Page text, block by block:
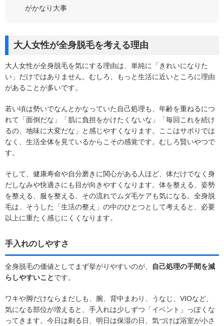
がかなり大事
大人女性が全身脱毛を考える理由
大人女性が全身脱毛を気にする理由は、単純に「きれいになりた
い」だけではありません。むしろ、もっと生活に近いところに理由
があることが多いです。
若い頃は勢いでなんとかなっていた自己処理も、年齢を重ねるにつ
れて「面倒だな」「肌に負担をかけたくないな」「毎回これを続け
るの、地味に大変だな」と感じやすくなります。ここはサボりでは
なく、生活全体を見ているからこその感覚です。むしろ賢いやつで
す。
そして、健康寿命や自分磨きに関心がある人ほど、体だけでなく身
だしなみや快適さにも目が向きやすくなります。体を整える、姿勢
を整える、服を整える、その流れでムダ毛ケアも気になる。全身脱
毛は、そうした「生活の整え」の中のひとつとして考えると、必要
以上に重たく感じにくくなります。
手入れのしやすさ
全身脱毛の価値としてまず挙がりやすいのが、
自己処理の手間を減
らしやすいことです。
ワキや脚だけならまだしも、腕、背中まわり、うなじ、VIOなど、
気になる部位が増えると、手入れは少しずつ「イベント」っぽくな
ってきます。今日は剃る日、明日は保湿の日、気づけば浴室が小さ